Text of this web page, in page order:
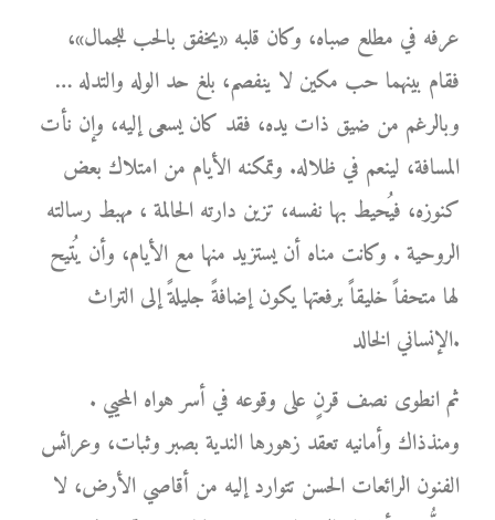
عرفه في مطلع صباه، وكان قلبه «يخفق بالحب للجمال»،
فقام بينهما حب مكين لا ينفصم، بلغ حد الوله والتدله …
وبالرغم من ضيق ذات يده، فقد كان يسعى إليه، وإن نأت
المسافة، لينعم في ظلاله. وتمكنه الأيام من امتلاك بعض
كنوزه، فيُحيط بها نفسه، تزين دارته الحالمة ، مهبط رسالته
الروحية . وكانت مناه أن يستزيد منها مع الأيام، وأن يُتيح
لها متحفاً خليقاً برفعتها يكون إضافةً جليلةً إلى التراث
الإنساني الخالد.
ثم انطوى نصف قرنٍ على وقوعه في أسر هواه المحيي .
ومنذذاك وأمانيه تعقد زهورها الندية بصبر وثبات، وعرائس
الفنون الرائعات الحسن تتوارد إليه من أقاصي الأرض، لا